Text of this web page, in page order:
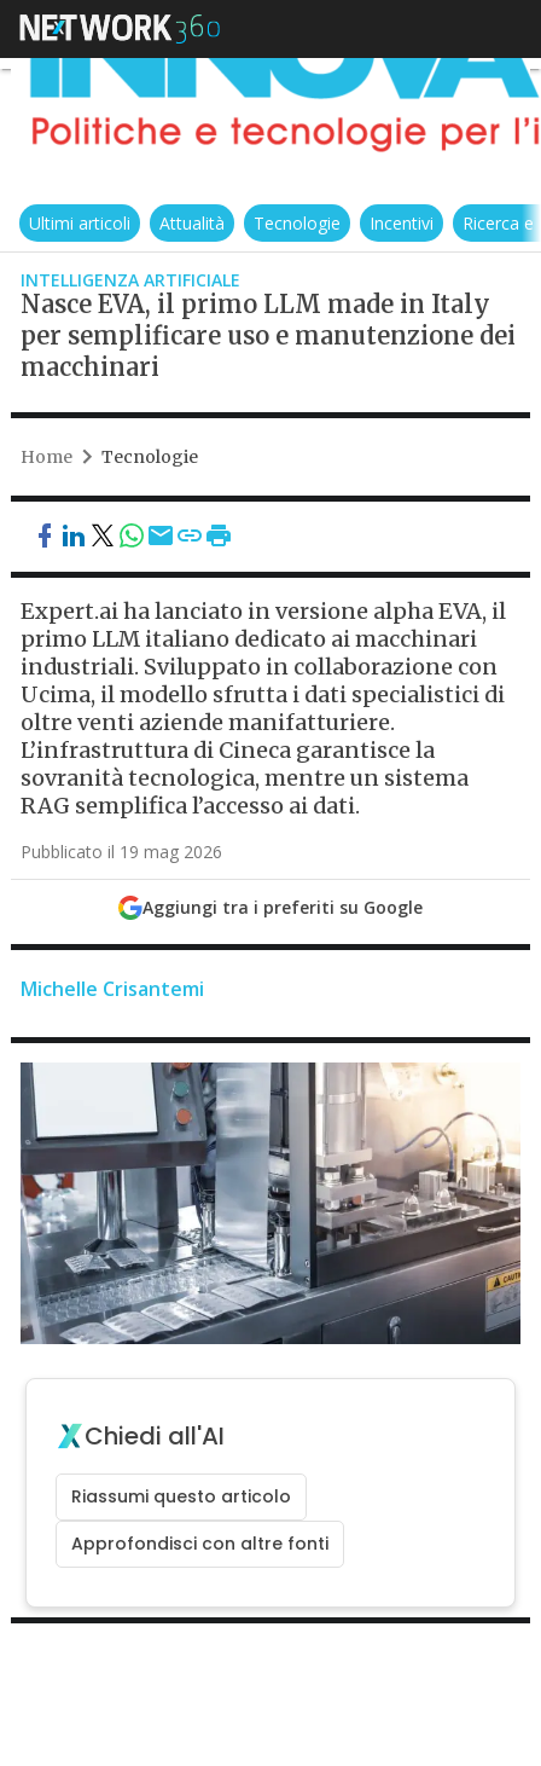
Ultimi articoli Attualità Tecnologie Incentivi Ricerca
INTELLIGENZA ARTIFICIALE
Nasce EVA, il primo LLM made in Italy
per semplificare uso e manutenzione dei
macchinari
Home Tecnologie
Expert.ai ha lanciato in versione alpha EVA, il
primo LLM italiano dedicato ai macchinari
industriali. Sviluppato in collaborazione con
Ucima, il modello sfrutta i dati specialistici di
oltre venti aziende manifatturiere.
L’infrastruttura di Cineca garantisce la
sovranità tecnologica, mentre un sistema
RAG semplifica l’accesso ai dati.
Pubblicato il 19 mag 2026
Aggiungi tra i preferiti su Google
Michelle Crisantemi
Chiedi all'AI
Riassumi questo articolo
Approfondisci con altre fonti